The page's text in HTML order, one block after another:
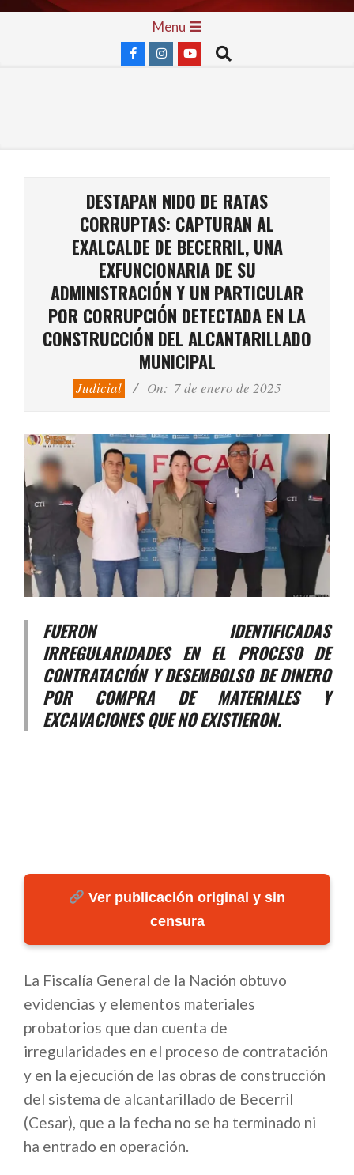
Skip
Menu
Search
DESTAPAN NIDO DE RATAS
CORRUPTAS: CAPTURAN AL
EXALCALDE DE BECERRIL, UNA
EXFUNCIONARIA DE SU
ADMINISTRACIÓN Y UN PARTICULAR
POR CORRUPCIÓN DETECTADA EN LA
CONSTRUCCIÓN DEL ALCANTARILLADO
MUNICIPAL
Judicial On: 7 de enero de 2025
FUERON IDENTIFICADAS
IRREGULARIDADES EN EL PROCESO DE
CONTRATACIÓN Y DESEMBOLSO DE DINERO
POR COMPRA DE MATERIALES Y
EXCAVACIONES QUE NO EXISTIERON.
Ver publicación original y sin
censura
La Fiscalía General de la Nación obtuvo
evidencias y elementos materiales
probatorios que dan cuenta de
irregularidades en el proceso de contratación
y en la ejecución de las obras de construcción
del sistema de alcantarillado de Becerril
(Cesar), que a la fecha no se ha terminado ni
ha entrado en operación.